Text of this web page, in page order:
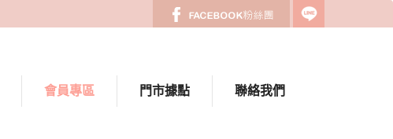
會員專區 門市據點 聯絡我們